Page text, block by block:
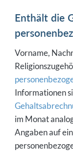
Enthält die
Vorname,
Informationen
im Monat
Angaben auf